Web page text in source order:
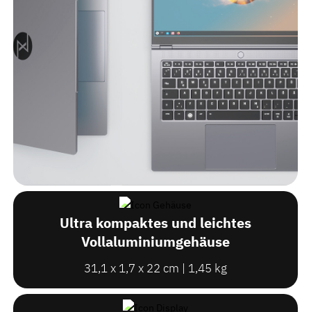
Ultra kompaktes und leichtes
Vollaluminiumgehäuse
31,1 x 1,7 x 22 cm | 1,45 kg